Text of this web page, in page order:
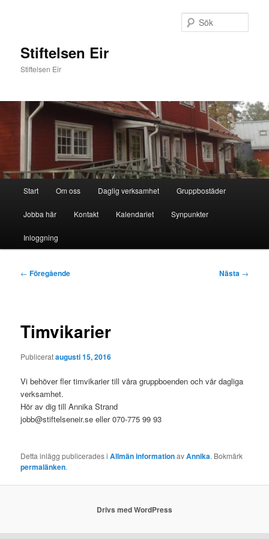
Stiftelsen Eir
Stiftelsen Eir
Start Om oss Daglig verksamhet Gruppbostäder
Jobba här Kontakt Kalendariet Synpunkter
Inloggning
Inläggsnavigering
← Föregående Nästa →
Timvikarier
Publicerataugusti 15, 2016
Vi behöver fler timvikarier till våra gruppboenden och vår dagliga
verksamhet.
Hör av dig till Annika Strand
jobb@stiftelseneir.se eller 070-775 99 93
Detta inlägg publicerades iAllmän informationavAnnika. Bokmärk
permalänken.
Drivs med WordPress